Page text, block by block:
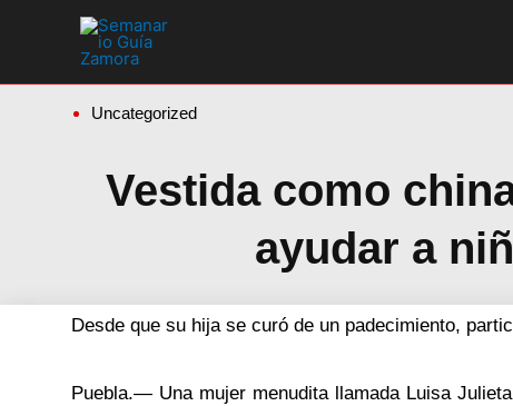
Uncategorized
Vestida como
ayudar a
Desde que su hija se curó de un padecimiento,
Puebla.— Una mujer menudita llamada Luisa